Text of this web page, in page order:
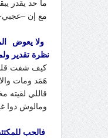
ما حد يقدر
مع إن
ولا يعوض
نظرة تقدير
كيف شفت
هَمَد ومات
قاللي لقيته
ومالوش دوا
فالحب